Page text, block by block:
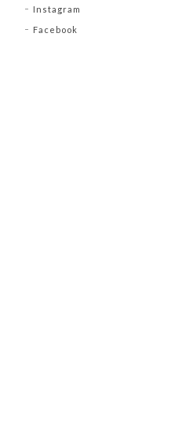
Instagram
Facebook